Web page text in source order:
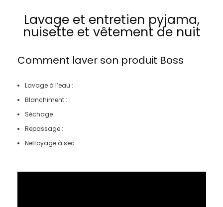
Lavage et entretien pyjama,
nuisette et vêtement de nuit
Comment laver son produit Boss
Lavage à l’eau :
Blanchiment :
Séchage :
Repassage :
Nettoyage à sec :